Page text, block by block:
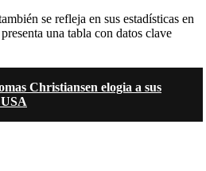
se refleja en sus estadísticas en
una tabla con datos clave
Christiansen elogia a sus